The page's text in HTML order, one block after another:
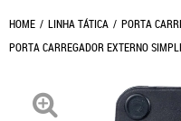
HOME LINHA TÁTICA
PORTA
PORTA CARREGADOR EXTERNO